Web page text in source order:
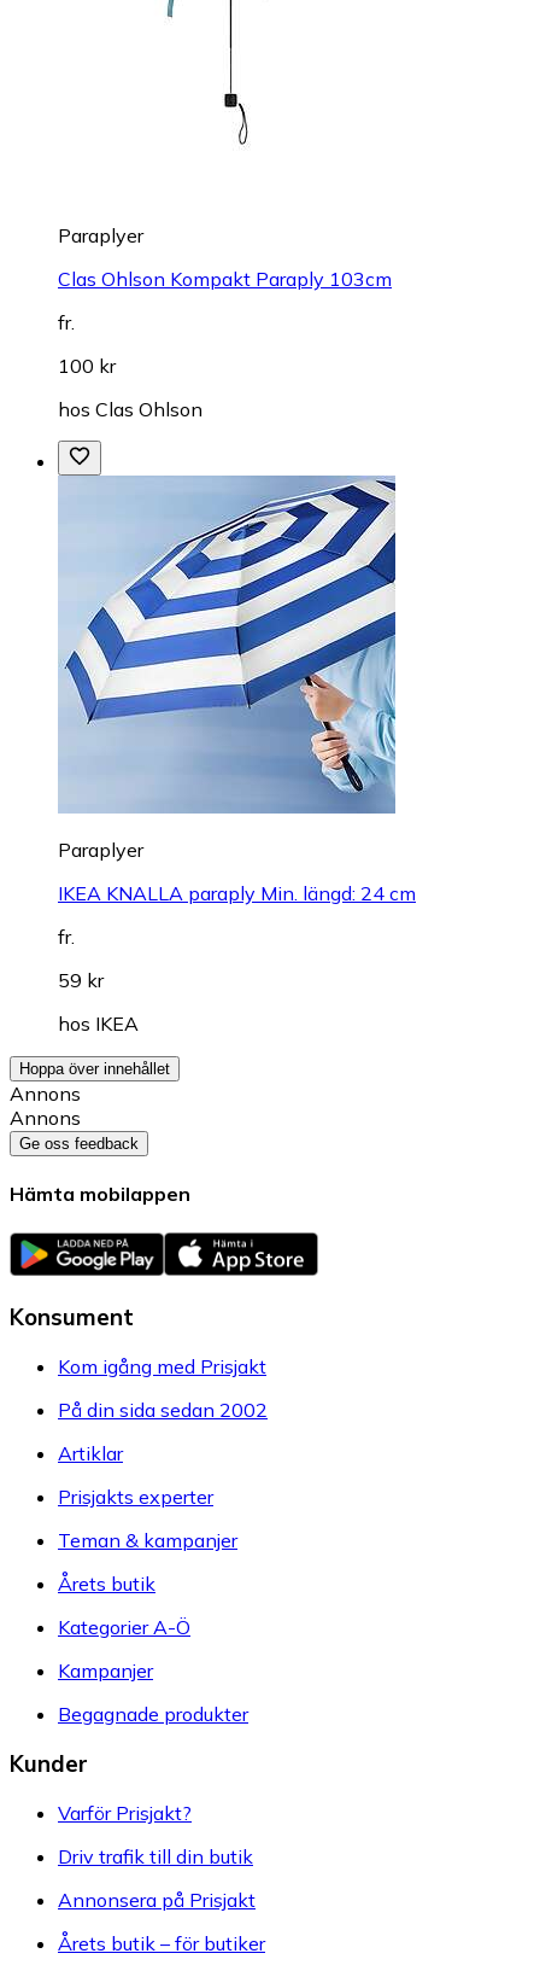
Paraplyer
Clas Ohlson Kompakt Paraply 103cm
fr.
100 kr
hos Clas Ohlson
Paraplyer
IKEA KNALLA paraply Min. längd: 24 cm
fr.
59 kr
hos IKEA
Hoppa över innehållet
Annons
Annons
Ge oss feedback
Hämta mobilappen
Konsument
Kom igång med Prisjakt
På din sida sedan 2002
Artiklar
Prisjakts experter
Teman & kampanjer
Årets butik
Kategorier A-Ö
Kampanjer
Begagnade produkter
Kunder
Varför Prisjakt?
Driv trafik till din butik
Annonsera på Prisjakt
Årets butik – för butiker